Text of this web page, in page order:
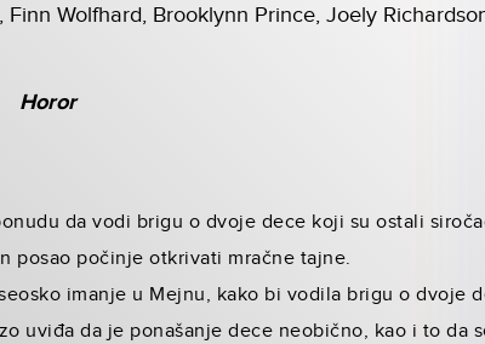
Finn Wolfhard, Brooklynn Prince, Joely
Horor
da vodi brigu o dvoje dece koji su ostali
posao počinje otkrivati mračne tajne.
imanje u Mejnu, kako bi vodila brigu o dvoje
uviđa da je ponašanje dece neobično, kao i to da